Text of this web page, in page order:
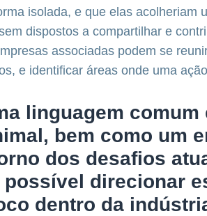
isolada, e que elas acolheriam
dispostos a compartilhar e
associadas podem se
e identificar áreas onde uma
linguagem comum
bem como um
dos desafios
direcionar
dentro da